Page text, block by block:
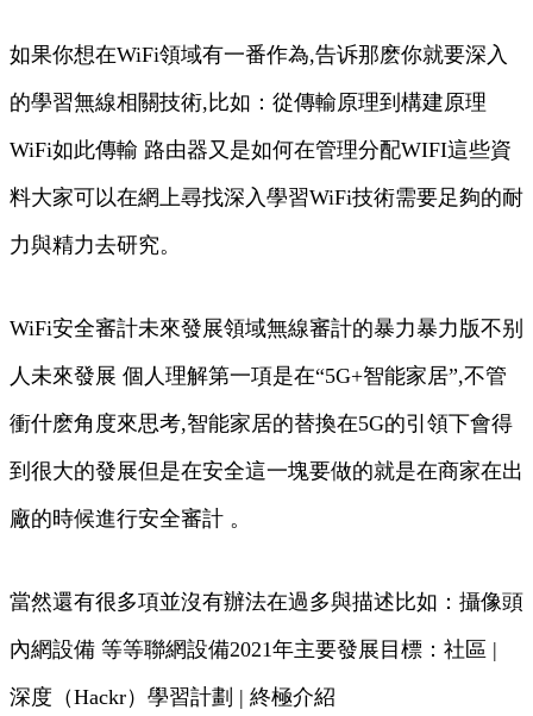
如果你想在WiFi領域有一番作為,告诉那麽你就要深入
的學習無線相關技術,比如：從傳輸原理到構建原理
WiFi如此傳輸 路由器又是如何在管理分配WIFI這些資
料大家可以在網上尋找深入學習WiFi技術需要足夠的耐
力與精力去研究。
WiFi安全審計未來發展領域無線審計的暴力暴力版不别
人未來發展 個人理解第一項是在“5G+智能家居”,不管
衝什麽角度來思考,智能家居的替換在5G的引領下會得
到很大的發展但是在安全這一塊要做的就是在商家在出
廠的時候進行安全審計 。
當然還有很多項並沒有辦法在過多與描述比如：攝像頭
內網設備 等等聯網設備2021年主要發展目標 ：社區 |
深度（Hackr）學習計劃 | 終極介紹